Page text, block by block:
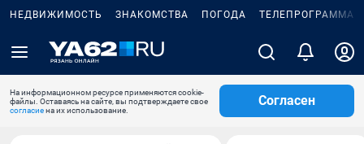
НЕДВИЖИМОСТЬ ЗНАКОМСТВА ПОГОДА ТЕЛЕПРОГРАММА
На информационном ресурсе применяются cookie-
файлы. Оставаясь на сайте, вы подтверждаете свое
согласиена их использование.
Согласен